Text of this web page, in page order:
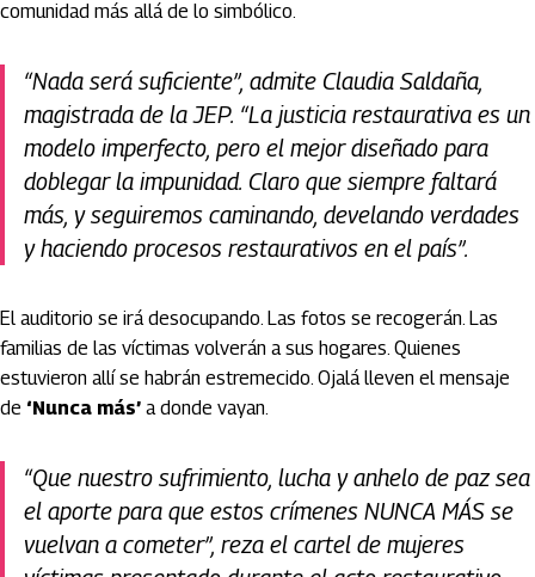
comunidad más allá de lo simbólico.
“Nada será suficiente”, admite Claudia Saldaña,
magistrada de la JEP. “La justicia restaurativa es un
modelo imperfecto, pero el mejor diseñado para
doblegar la impunidad. Claro que siempre faltará
más, y seguiremos caminando, develando verdades
y haciendo procesos restaurativos en el país”.
El auditorio se irá desocupando. Las fotos se recogerán. Las
familias de las víctimas volverán a sus hogares. Quienes
estuvieron allí se habrán estremecido. Ojalá lleven el mensaje
de ‘Nunca más’ a donde vayan.
“Que nuestro sufrimiento, lucha y anhelo de paz sea
el aporte para que estos crímenes NUNCA MÁS se
vuelvan a cometer”, reza el cartel de mujeres